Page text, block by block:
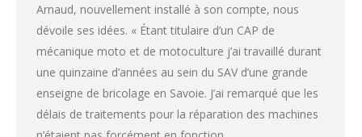
Arnaud, nouvellement installé à son compte, nous
dévoile ses idées. « Étant titulaire d’un CAP de
mécanique moto et de motoculture j’ai travaillé durant
une quinzaine d’années au sein du SAV d’une grande
enseigne de bricolage en Savoie. J’ai remarqué que les
délais de traitements pour la réparation des machines